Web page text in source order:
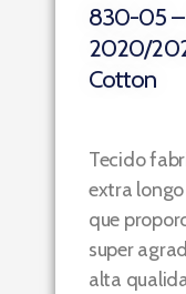
830-05 –
2020/
Cotton
Tecido
extra
que
super
alta